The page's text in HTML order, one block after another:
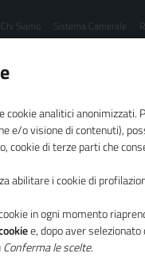
Chi Siamo Sistema Camerale
camerale
composizione
cookie analitici anonimizzati.
e/o visione di contenuti),
cookie di terze parti che
abilitare i cookie di
in ogni momento
e, dopo aver
Conferma le scelte.